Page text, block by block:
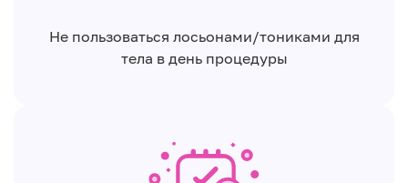
Не пользоваться лосьонами/тониками для
тела в день процедуры